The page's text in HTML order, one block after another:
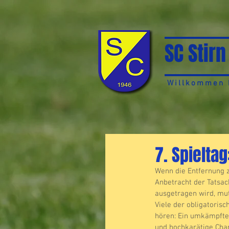
SC
7.
Wenn die Entfernung
Anbetracht der
ausgetragen wird,
Viele der
hören: Ein